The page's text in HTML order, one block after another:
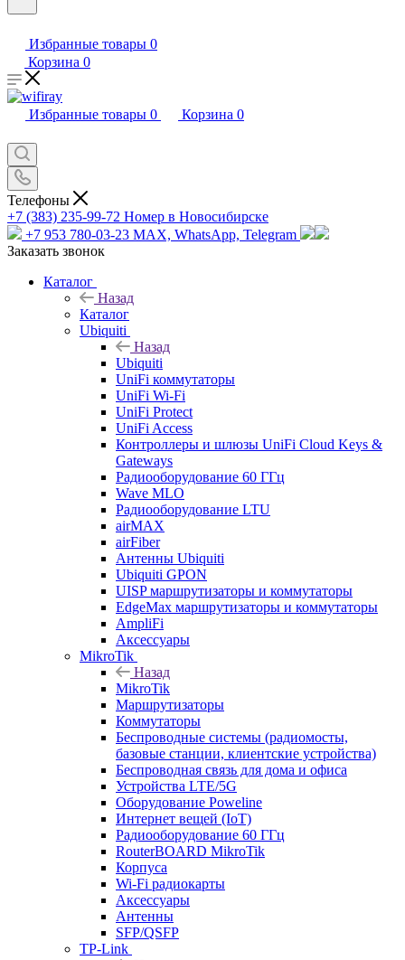
Избранные товары 0
Корзина 0
Избранные товары 0 Корзина 0
Телефоны
+7 (383) 235-99-72 Номер в Новосибирске
+7 953 780-03-23 MAX, WhatsApp, Telegram
Заказать звонок
Каталог
Назад
Каталог
Ubiquiti
Назад
Ubiquiti
UniFi коммутаторы
UniFi Wi-Fi
UniFi Protect
UniFi Access
Контроллеры и шлюзы UniFi Cloud Keys &
Gateways
Радиооборудование 60 ГГц
Wave MLO
Радиооборудование LTU
airMAX
airFiber
Антенны Ubiquiti
Ubiquiti GPON
UISP маршрутизаторы и коммутаторы
EdgeMax маршрутизаторы и коммутаторы
AmpliFi
Аксессуары
MikroTik
Назад
MikroTik
Маршрутизаторы
Коммутаторы
Беспроводные системы (радиомосты,
базовые станции, клиентские устройства)
Беспроводная связь для дома и офиса
Устройства LTE/5G
Оборудование Poweline
Интернет вещей (IoT)
Радиооборудование 60 ГГц
RouterBOARD MikroTik
Корпуса
Wi-Fi радиокарты
Аксессуары
Антенны
SFP/QSFP
TP-Link